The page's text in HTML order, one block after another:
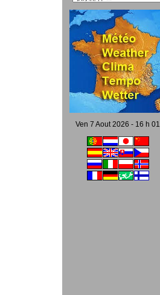
Ven 7 Aout 2026 - 16 h 01